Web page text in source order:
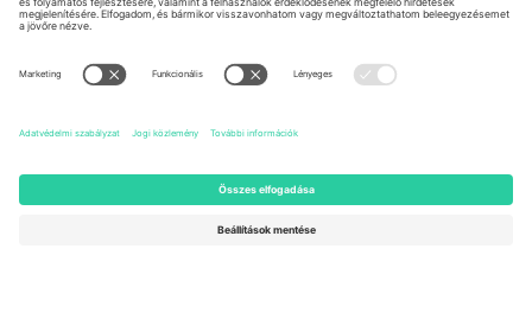
Unter den Linden 24, 10117
Berlin, Germany
167 City Road, London, Greater
Newark, Delaware 19713, United
States
Engelberg, Switzerland